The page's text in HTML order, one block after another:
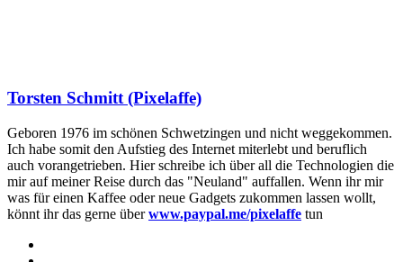
Torsten Schmitt (Pixelaffe)
Geboren 1976 im schönen Schwetzingen und nicht weggekommen.
Ich habe somit den Aufstieg des Internet miterlebt und beruflich
auch vorangetrieben. Hier schreibe ich über all die Technologien die
mir auf meiner Reise durch das "Neuland" auffallen. Wenn ihr mir
was für einen Kaffee oder neue Gadgets zukommen lassen wollt,
könnt ihr das gerne überwww.paypal.me/pixelaffe tun